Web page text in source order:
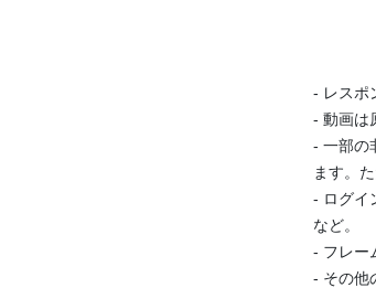
- レスポ
- 動画は
- 一部の
ます。
- ログイ
など。
- フレー
- その他